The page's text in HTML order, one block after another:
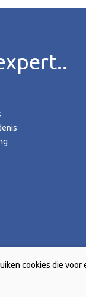
cookies die voor